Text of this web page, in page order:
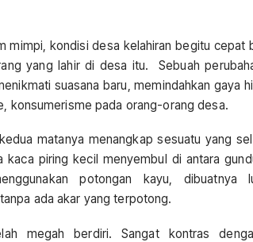
mimpi, kondisi desa kelahiran begitu cepat
yang lahir di desa itu. Sebuah
suasana baru, memindahkan gaya
konsumerisme pada orang-orang desa.
matanya menangkap sesuatu yang
kaca piring kecil menyembul di antara
potongan kayu,
ada akar yang terpotong.
megah berdiri. Sangat kontras